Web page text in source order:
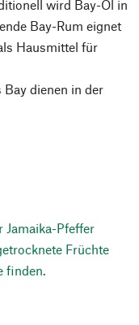
wird Bay-Öl in
Bay-Rum eignet
Hausmittel für
dienen in der
Jamaika-Pfeffer
Früchte
finden.